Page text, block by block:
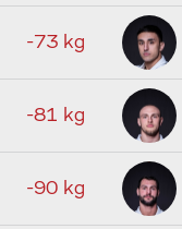
-73 kg
-81 kg
-90 kg